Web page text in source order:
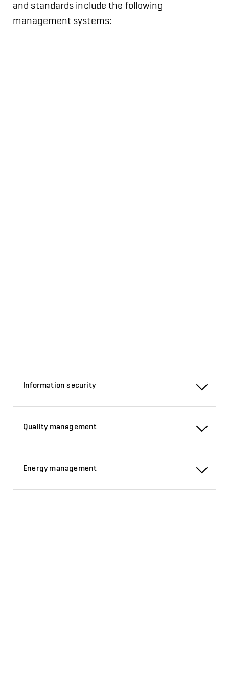
and standards include the following
management systems:
Information security
Quality management
Energy management